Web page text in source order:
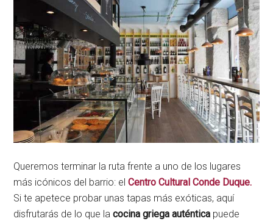
Queremos terminar la ruta frente a uno de los lugares
más icónicos del barrio: elCentro Cultural Conde Duque.
Si te apetece probar unas tapas más exóticas, aquí
disfrutarás de lo que lacocina griega auténtica puede